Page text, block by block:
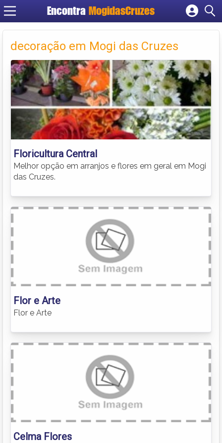
Encontra MogidasCruzes
Cadastrar empresa
Criar conta
decoração em Mogi das Cruzes
Floricultura Central
Melhor opção em arranjos e flores em geral em Mogi
das Cruzes.
Flor e Arte
Flor e Arte
Celma Flores